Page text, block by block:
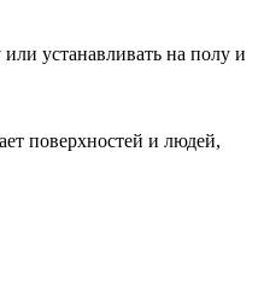
устанавливать на полу и
поверхностей и людей,